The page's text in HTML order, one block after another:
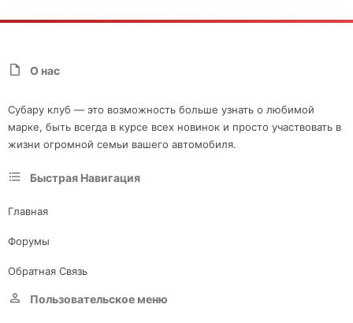
О нас
Субару клуб — это возможность больше узнать о любимой
марке, быть всегда в курсе всех новинок и просто участвовать в
жизни огромной семьи вашего автомобиля.
Быстрая Навигация
Главная
Форумы
Обратная Связь
Пользовательское меню